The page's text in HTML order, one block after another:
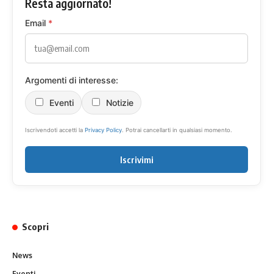
Resta aggiornato!
Email *
Argomenti di interesse:
Eventi Notizie
Iscrivendoti accetti la Privacy Policy. Potrai cancellarti in qualsiasi momento.
Iscrivimi
Scopri
News